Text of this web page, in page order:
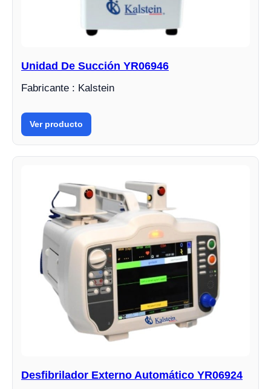
Unidad De Succión YR06946
Fabricante : Kalstein
Ver producto
Desfibrilador Externo Automático YR06924